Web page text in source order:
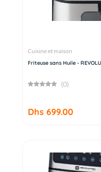
Cuisine et maison
(0)
Dhs 699.00